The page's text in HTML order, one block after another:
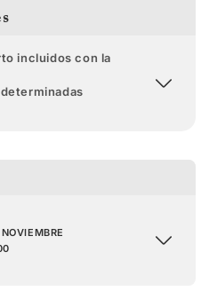
incluidos con la